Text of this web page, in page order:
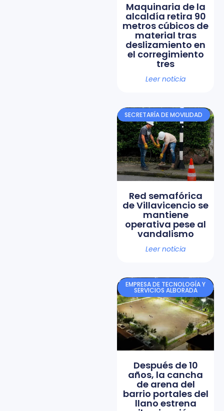
Maquinaria de la
alcaldía retira 90
metros cúbicos de
material tras
deslizamiento en
el corregimiento
tres
Leer noticia
SECRETARÍA DE MOVILIDAD
Red semafórica
de Villavicencio se
mantiene
operativa pese al
vandalismo
Leer noticia
EMPRESA DE TECNOLOGÍA Y
SERVICIOS ALBORADA
Después de 10
años, la cancha
de arena del
barrio portales del
llano estrena